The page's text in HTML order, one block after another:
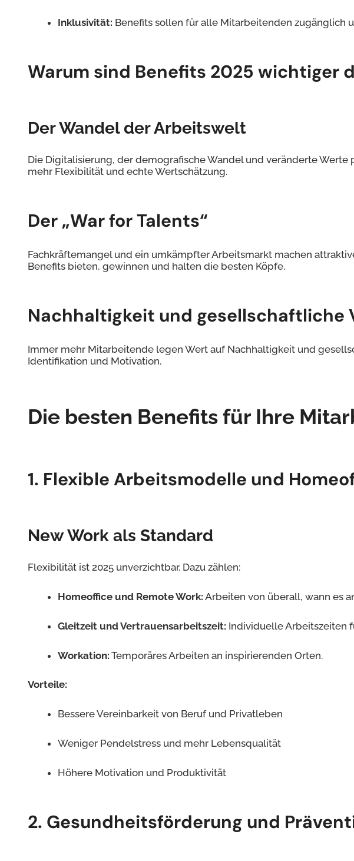
Inklusivität: Benefits sollen für alle Mitarbeitenden zugänglich
Warum sind Benefits 2025 wichtiger
Der Wandel der Arbeitswelt
Die Digitalisierung, der demografische Wandel und veränderte
mehr Flexibilität und echte Wertschätzung.
Der „War for Talents“
Fachkräftemangel und ein umkämpfter Arbeitsmarkt machen
Benefits bieten, gewinnen und halten die besten Köpfe.
Nachhaltigkeit und gesellschaftliche
Immer mehr Mitarbeitende legen Wert auf Nachhaltigkeit und
Identifikation und Motivation.
Die besten Benefits für Ihre
1. Flexible Arbeitsmodelle und
New Work als Standard
Flexibilität ist 2025 unverzichtbar. Dazu zählen:
Homeoffice und Remote Work: Arbeiten von überall, wann es
Gleitzeit und Vertrauensarbeitszeit: Individuelle Arbeitszeiten
Workation: Temporäres Arbeiten an inspirierenden Orten.
Vorteile:
Bessere Vereinbarkeit von Beruf und Privatleben
Weniger Pendelstress und mehr Lebensqualität
Höhere Motivation und Produktivität
2. Gesundheitsförderung und